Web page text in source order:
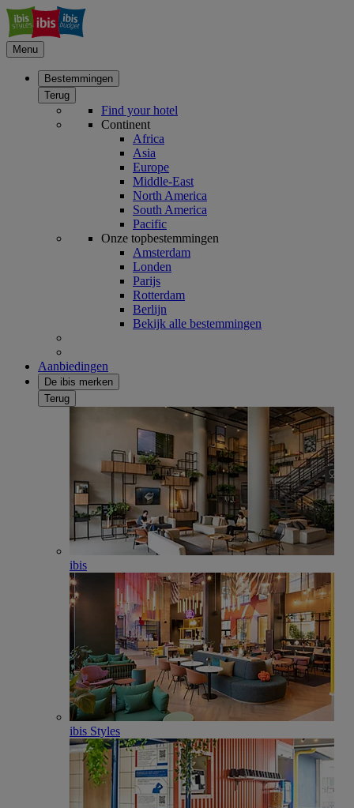
Menu
Bestemmingen
Terug
Find your hotel
Continent
Africa
Asia
Europe
Middle-East
North America
South America
Pacific
Onze topbestemmingen
Amsterdam
Londen
Parijs
Rotterdam
Berlijn
Bekijk alle bestemmingen
Aanbiedingen
De ibis merken
Terug
ibis
ibis Styles